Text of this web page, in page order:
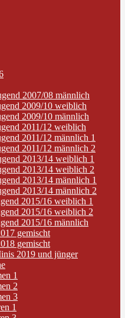
2007/08 männlich
2009/10 weiblich
2009/10 männlich
2011/12 weiblich
2011/12 männlich 1
2011/12 männlich 2
2013/14 weiblich 1
2013/14 weiblich 2
2013/14 männlich 1
2013/14 männlich 2
2015/16 weiblich 1
2015/16 weiblich 2
2015/16 männlich
gemischt
gemischt
2019 und jünger
1
2
3
1